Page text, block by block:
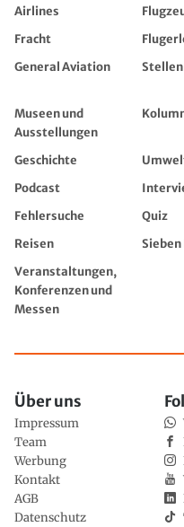
Airlines
Fracht
General Aviation
Stellen
Museen und
Ausstellungen
Geschichte
Podcast
Fehlersuche
Quiz
Reisen
Sieben
Veranstaltungen,
Konferenzen und
Messen
Über uns
Impressum
Team
Werbung
Kontakt
AGB
Datenschutz